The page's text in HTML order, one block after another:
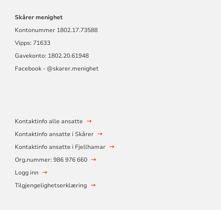
Skårer menighet
Kontonummer 1802.17.73588
Vipps: 71633
Gavekonto: 1802.20.61948
Facebook - @skarer.menighet
Kontaktinfo alle ansatte
Kontaktinfo ansatte i Skårer
Kontaktinfo ansatte i Fjellhamar
Org.nummer: 986 976 660
Logg inn
Tilgjengelighetserklæring